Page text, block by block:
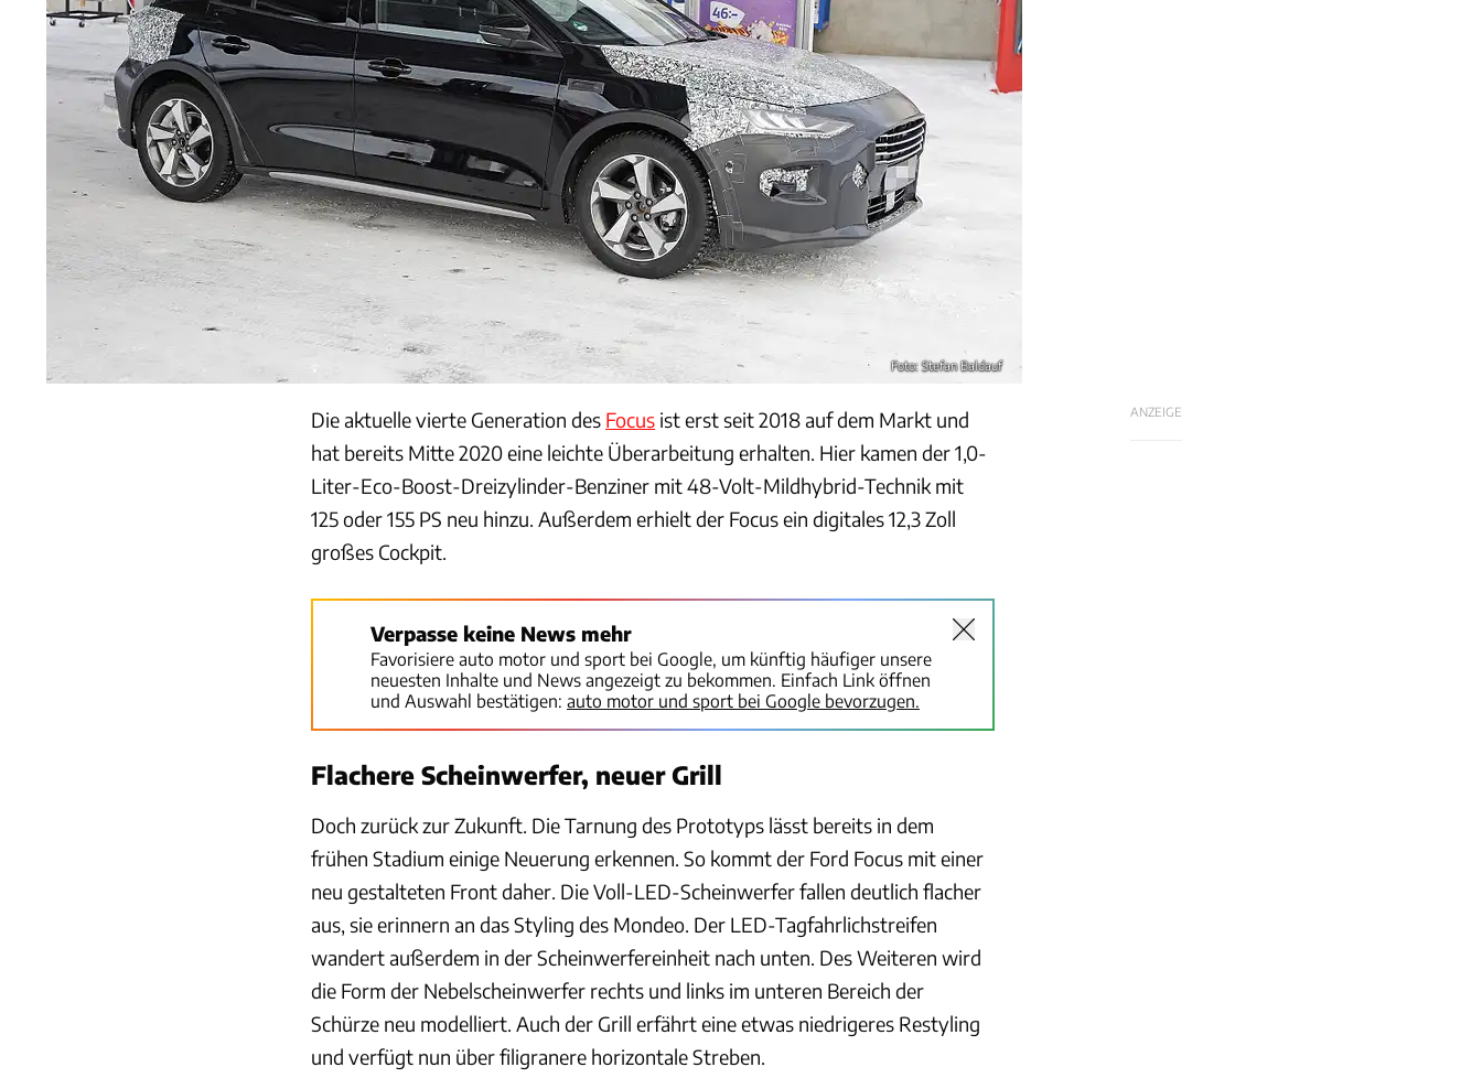
Foto: Stefan Baldauf
ANZEIGE
Die aktuelle vierte Generation des Focus ist erst seit 2018 auf dem Markt und
hat bereits Mitte 2020 eine leichte Überarbeitung erhalten. Hier kamen der 1,0-
Liter-Eco-Boost-Dreizylinder-Benziner mit 48-Volt-Mildhybrid-Technik mit
125 oder 155 PS neu hinzu. Außerdem erhielt der Focus ein digitales 12,3 Zoll
großes Cockpit.
Verpasse keine News mehr
Favorisiere auto motor und sport bei Google, um künftig häufiger unsere
neuesten Inhalte und News angezeigt zu bekommen. Einfach Link öffnen
und Auswahl bestätigen: auto motor und sport bei Google bevorzugen.
Flachere Scheinwerfer, neuer Grill
Doch zurück zur Zukunft. Die Tarnung des Prototyps lässt bereits in dem
frühen Stadium einige Neuerung erkennen. So kommt der Ford Focus mit einer
neu gestalteten Front daher. Die Voll-LED-Scheinwerfer fallen deutlich flacher
aus, sie erinnern an das Styling des Mondeo. Der LED-Tagfahrlichstreifen
wandert außerdem in der Scheinwerfereinheit nach unten. Des Weiteren wird
die Form der Nebelscheinwerfer rechts und links im unteren Bereich der
Schürze neu modelliert. Auch der Grill erfährt eine etwas niedrigeres Restyling
und verfügt nun über filigranere horizontale Streben.